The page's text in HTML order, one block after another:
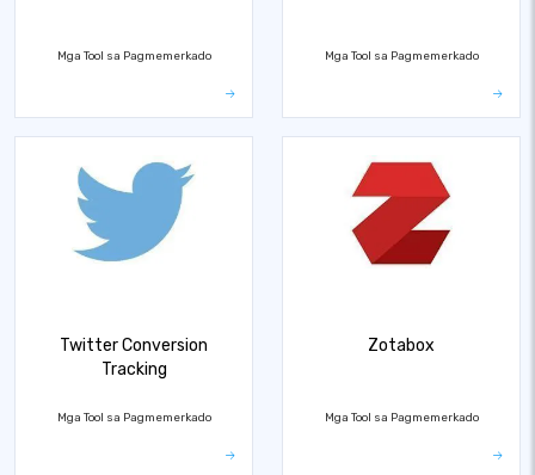
Mga Tool sa Pagmemerkado Mga Tool sa Pagmemerkado
Twitter Conversion
Tracking
Mga Tool sa Pagmemerkado
Zotabox
Mga Tool sa Pagmemerkado